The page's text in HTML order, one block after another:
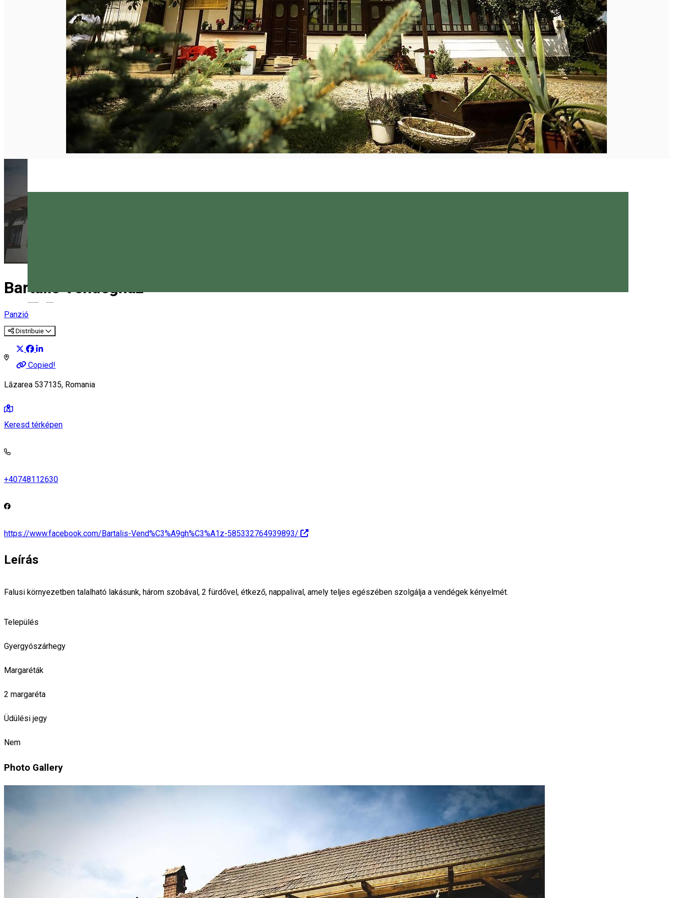
Bartalis Vendegház
Panzió
Distribuie
Copied!
Lăzarea 537135, Romania
Keresd térképen
+40748112630
https://www.facebook.com/Bartalis-Vend%C3%A9gh%C3%A1z-585332764939893/
Leírás
Falusi környezetben talalható lakásunk, három szobával, 2 fürdővel, étkező, nappalival, amely teljes egészében szolgálja a vendégek kényelmét.
Település
Gyergyószárhegy
Margaréták
2 margaréta
Üdülési jegy
Nem
Photo Gallery